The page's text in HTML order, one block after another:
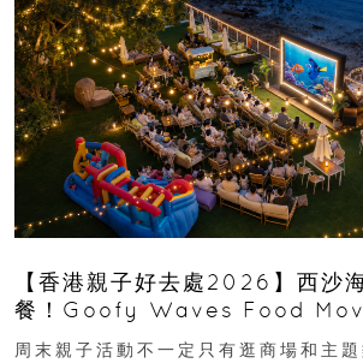
【香港親子好去處2026】西沙
餐！Goofy Waves Food
外影院逢週末登場
周末親子活動不一定只有逛商場和主